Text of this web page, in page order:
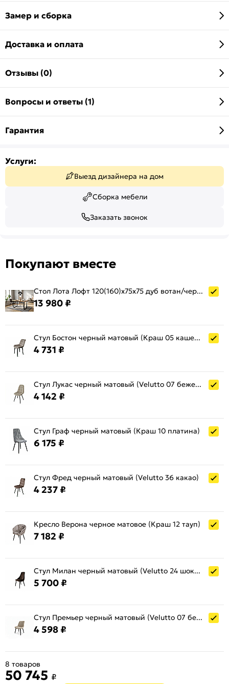
Замер и сборка
Доставка и оплата
Отзывы (0)
Вопросы и ответы (1)
Гарантия
Услуги:
Выезд дизайнера на дом
Сборка мебели
Заказать звонок
Покупают вместе
Стол Лота Лофт 120(160)х75х75 дуб вотан/черный матовый
13 980 ₽
Стул Бостон черный матовый (Краш 05 кашемир)
4 731 ₽
Стул Лукас черный матовый (Velutto 07 бежевый)
4 142 ₽
Стул Граф черный матовый (Краш 10 платина)
6 175 ₽
Стул Фред черный матовый (Velutto 36 какао)
4 237 ₽
Кресло Верона черное матовое (Краш 12 тауп)
7 182 ₽
Стул Милан черный матовый (Velutto 24 шоколад)
5 700 ₽
Стул Премьер черный матовый (Velutto 07 бежевый)
4 598 ₽
8 товаров
50 745 ₽